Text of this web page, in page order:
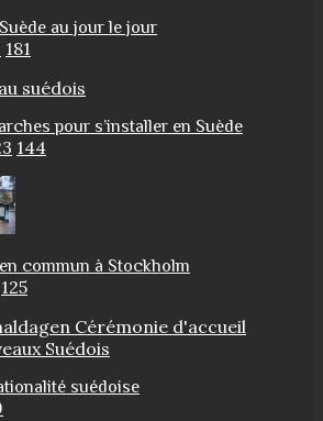
au jour le jour
181
pour s’installer en Suède
144
commun à Stockholm
125
suédoise